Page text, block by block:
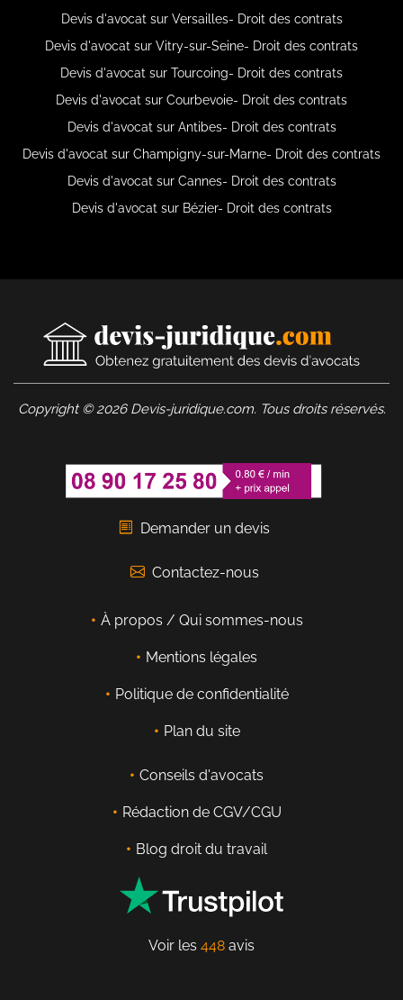
Devis d'avocat sur Versailles- Droit des contrats
Devis d'avocat sur Vitry-sur-Seine- Droit des contrats
Devis d'avocat sur Tourcoing- Droit des contrats
Devis d'avocat sur Courbevoie- Droit des contrats
Devis d'avocat sur Antibes- Droit des contrats
Devis d'avocat sur Champigny-sur-Marne- Droit des contrats
Devis d'avocat sur Cannes- Droit des contrats
Devis d'avocat sur Bézier- Droit des contrats
Copyright © 2026 Devis-juridique.com. Tous droits réservés.
Demander un devis
Contactez-nous
À propos / Qui sommes-nous
Mentions légales
Politique de confidentialité
Plan du site
Conseils d'avocats
Rédaction de CGV/CGU
Blog droit du travail
Voir les 448 avis